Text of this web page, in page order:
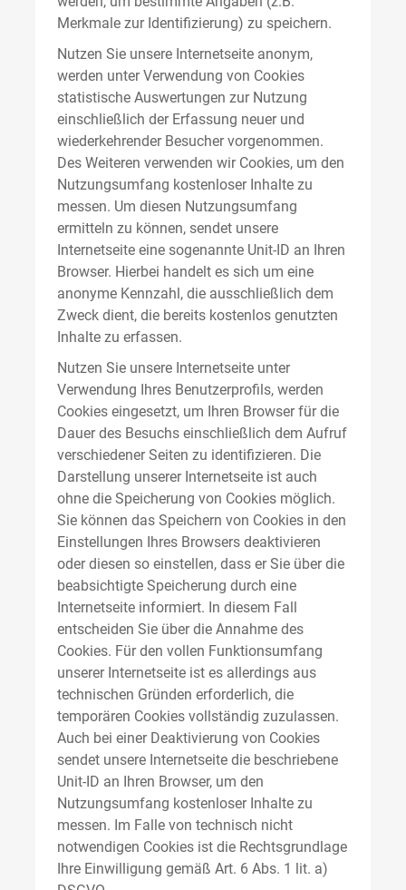
Merkmale zur Identifizierung) zu speichern.
Nutzen Sie unsere Internetseite anonym,
werden unter Verwendung von Cookies
statistische Auswertungen zur Nutzung
einschließlich der Erfassung neuer und
wiederkehrender Besucher vorgenommen.
Des Weiteren verwenden wir Cookies, um den
Nutzungsumfang kostenloser Inhalte zu
messen. Um diesen Nutzungsumfang
ermitteln zu können, sendet unsere
Internetseite eine sogenannte Unit-ID an Ihren
Browser. Hierbei handelt es sich um eine
anonyme Kennzahl, die ausschließlich dem
Zweck dient, die bereits kostenlos genutzten
Inhalte zu erfassen.
Nutzen Sie unsere Internetseite unter
Verwendung Ihres Benutzerprofils, werden
Cookies eingesetzt, um Ihren Browser für die
Dauer des Besuchs einschließlich dem Aufruf
verschiedener Seiten zu identifizieren. Die
Darstellung unserer Internetseite ist auch
ohne die Speicherung von Cookies möglich.
Sie können das Speichern von Cookies in den
Einstellungen Ihres Browsers deaktivieren
oder diesen so einstellen, dass er Sie über die
beabsichtigte Speicherung durch eine
Internetseite informiert. In diesem Fall
entscheiden Sie über die Annahme des
Cookies. Für den vollen Funktionsumfang
unserer Internetseite ist es allerdings aus
technischen Gründen erforderlich, die
temporären Cookies vollständig zuzulassen.
Auch bei einer Deaktivierung von Cookies
sendet unsere Internetseite die beschriebene
Unit-ID an Ihren Browser, um den
Nutzungsumfang kostenloser Inhalte zu
messen. Im Falle von technisch nicht
notwendigen Cookies ist die Rechtsgrundlage
Ihre Einwilligung gemäß Art. 6 Abs. 1 lit. a)